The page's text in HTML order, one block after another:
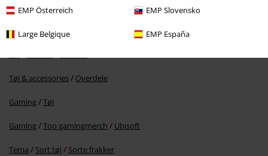
EMP Österreich EMP Slovensko
Large Belgique EMP España
More categories. More options.
Tøj & accessories Overdele
Gaming Tøj
Gaming Top gamingmerch Ubisoft
Tema Sort tøj Sorte frakker